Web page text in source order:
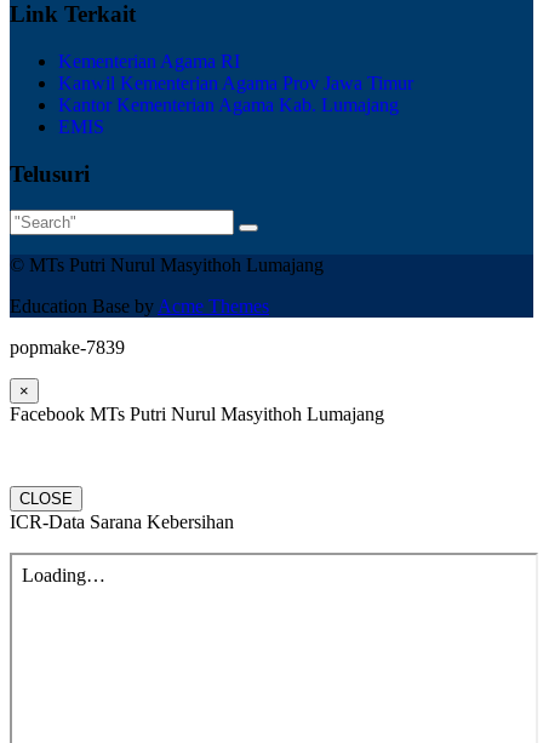
Link Terkait
Kementerian Agama RI
Kanwil Kementerian Agama Prov Jawa Timur
Kantor Kementerian Agama Kab. Lumajang
EMIS
Telusuri
© MTs Putri Nurul Masyithoh Lumajang
Education Base by Acme Themes
popmake-7839
×
Facebook MTs Putri Nurul Masyithoh Lumajang
CLOSE
ICR-Data Sarana Kebersihan